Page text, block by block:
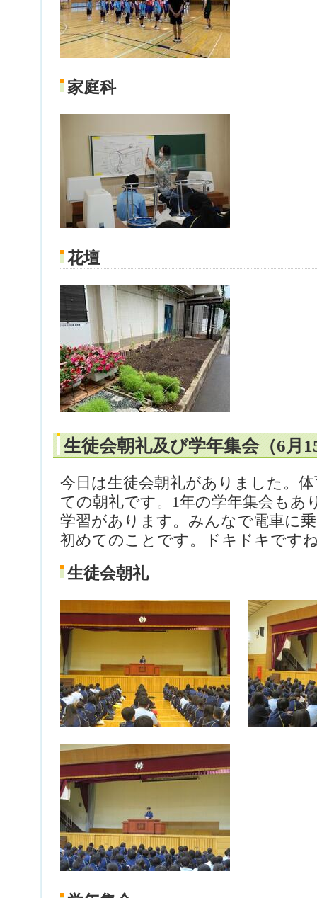
家庭科
花壇
生徒会朝礼及び学年集会（6月
今日は生徒会朝礼がありました。
ての朝礼です。1年の学年集会もあ
学習があります。みんなで電車に
初めてのことです。ドキドキです
生徒会朝礼